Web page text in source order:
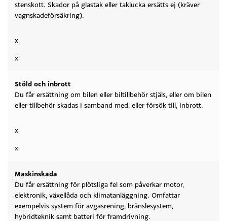
stenskott. Skador på glastak eller taklucka ersätts ej (kräver
vagnskadeförsäkring).
x
x
Stöld och inbrott
Du får ersättning om bilen eller biltillbehör stjäls, eller om bilen
eller tillbehör skadas i samband med, eller försök till, inbrott.
x
x
Maskinskada
Du får ersättning för plötsliga fel som påverkar motor,
elektronik, växellåda och klimatanläggning. Omfattar
exempelvis system för avgasrening, bränslesystem,
hybridteknik samt batteri för framdrivning.